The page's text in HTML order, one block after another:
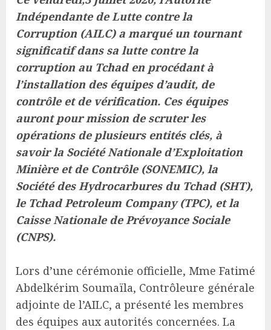
Indépendante de Lutte contre la
Corruption (AILC) a marqué un tournant
significatif dans sa lutte contre la
corruption au Tchad en procédant à
l’installation des équipes d’audit, de
contrôle et de vérification. Ces équipes
auront pour mission de scruter les
opérations de plusieurs entités clés, à
savoir la Société Nationale d’Exploitation
Minière et de Contrôle (SONEMIC), la
Société des Hydrocarbures du Tchad (SHT),
le Tchad Petroleum Company (TPC), et la
Caisse Nationale de Prévoyance Sociale
(CNPS).
Lors d’une cérémonie officielle, Mme Fatimé
Abdelkérim Soumaïla, Contrôleure générale
adjointe de l’AILC, a présenté les membres
des équipes aux autorités concernées. La